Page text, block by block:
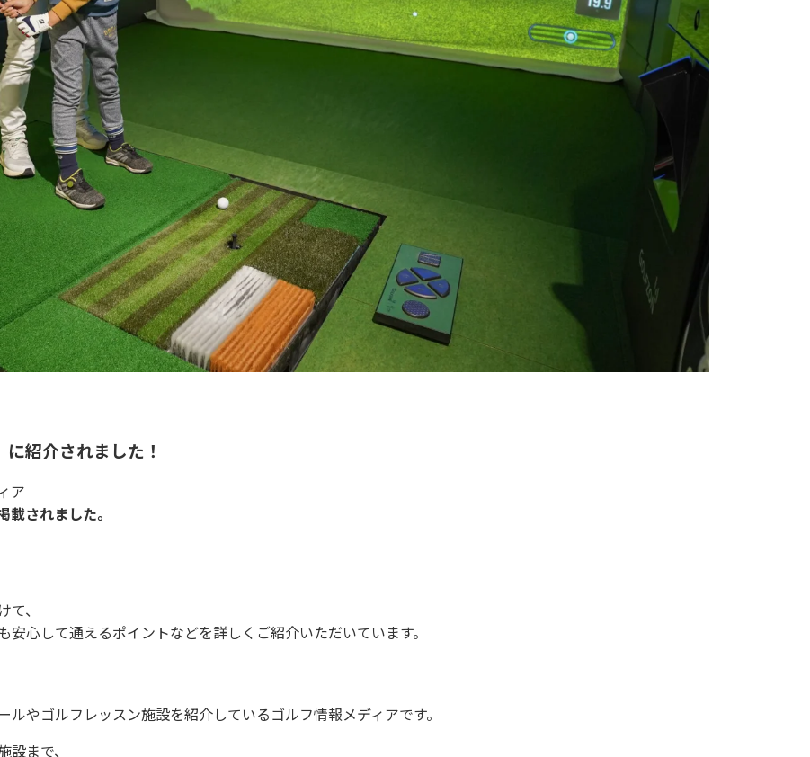
紹介されました！
ア
載されました。
、
心して通えるポイントなどを詳しくご紹介いただいています。
やゴルフレッスン施設を紹介しているゴルフ情報メディアです。
まで、